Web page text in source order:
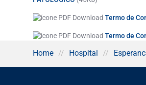
Termo de
Termo de
Home // Hospital //